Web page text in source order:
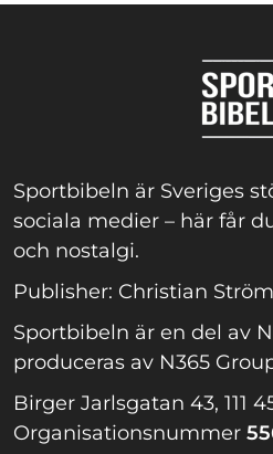
Sportbibeln är Sveriges
sociala medier – här får
och nostalgi.
Publisher: Christian Ström
Sportbibeln är en del av
produceras av N365
Birger Jarlsgatan 43, 111
Organisationsnummer